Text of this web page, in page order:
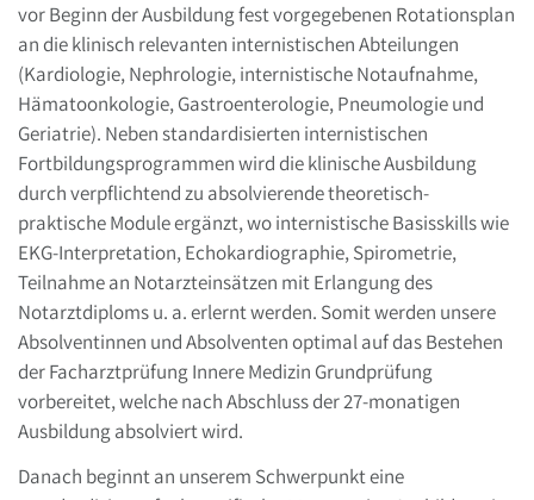
vor Beginn der Ausbildung fest vorgegebenen Rotationsplan
an die klinisch relevanten internistischen Abteilungen
(Kardiologie, Nephrologie, internistische Notaufnahme,
Hämatoonkologie, Gastroenterologie, Pneumologie und
Geriatrie). Neben standardisierten internistischen
Fortbildungsprogrammen wird die klinische Ausbildung
durch verpflichtend zu absolvierende theoretisch-
praktische Module ergänzt, wo internistische Basisskills wie
EKG-Interpretation, Echokardiographie, Spirometrie,
Teilnahme an Notarzteinsätzen mit Erlangung des
Notarztdiploms u. a. erlernt werden. Somit werden unsere
Absolventinnen und Absolventen optimal auf das Bestehen
der Facharztprüfung Innere Medizin Grundprüfung
vorbereitet, welche nach Abschluss der 27-monatigen
Ausbildung absolviert wird.
Danach beginnt an unserem Schwerpunkt eine